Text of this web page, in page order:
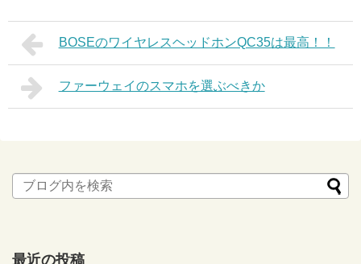
BOSEのワイヤレスヘッドホンQC35は最高！！
ファーウェイのスマホを選ぶべきか
最近の投稿